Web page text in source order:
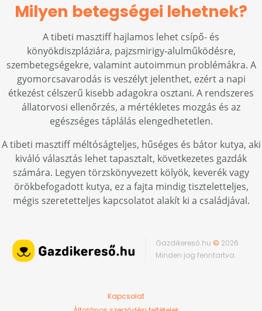
Milyen betegségei lehetnek?
A tibeti masztiff hajlamos lehet csípő- és
könyökdiszpláziára, pajzsmirigy-alulműködésre,
szembetegségekre, valamint autoimmun problémákra. A
gyomorcsavarodás is veszélyt jelenthet, ezért a napi
étkezést célszerű kisebb adagokra osztani. A rendszeres
állatorvosi ellenőrzés, a mértékletes mozgás és az
egészséges táplálás elengedhetetlen.
A tibeti masztiff méltóságteljes, hűséges és bátor kutya, aki
kiváló választás lehet tapasztalt, következetes gazdák
számára. Legyen törzskönyvezett kölyök, keverék vagy
örökbefogadott kutya, ez a fajta mindig tiszteletteljes,
mégis szeretetteljes kapcsolatot alakít ki a családjával.
Gazdikereső.hu © 2026
Minden jog fenntartva.
Kapcsolat